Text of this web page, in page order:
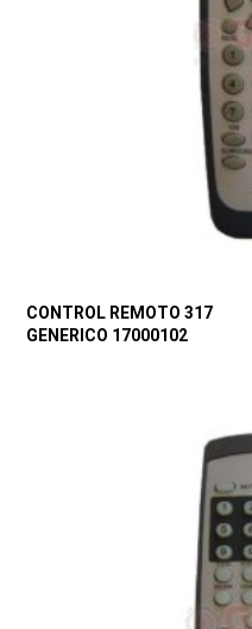
CONTROL REMOTO 317
GENERICO 17000102